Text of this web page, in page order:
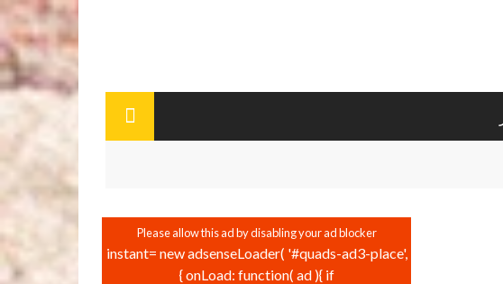
instant= new adsenseLoader( '#quads-ad3-place',
{ onLoad: function( ad ){ if